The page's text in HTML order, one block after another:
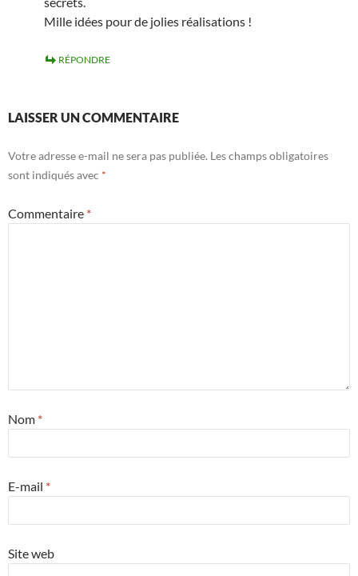
Mille idées pour de jolies réalisations !
RÉPONDRE
LAISSER UN COMMENTAIRE
Votre adresse e-mail ne sera pas publiée. Les champs obligatoires
sont indiqués avec *
Commentaire *
Nom *
E-mail *
Site web